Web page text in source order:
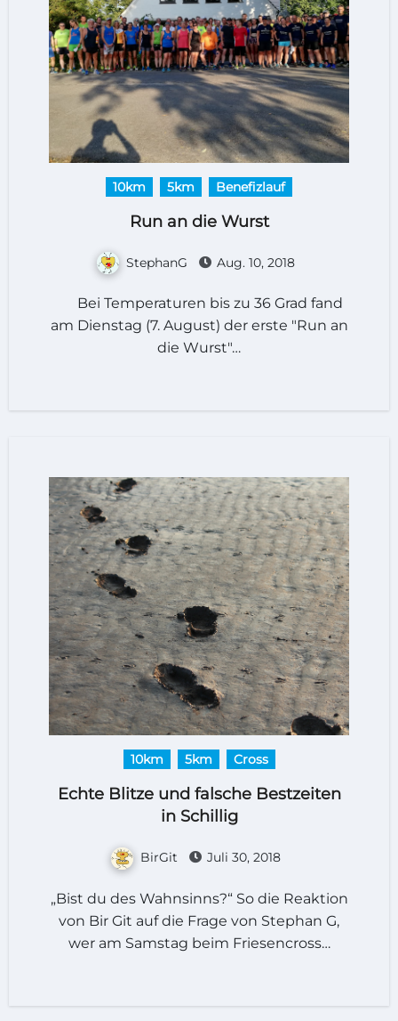
10km 5km Benefizlauf
Run an die Wurst
StephanG Aug. 10, 2018
Bei Temperaturen bis zu 36 Grad fand
am Dienstag (7. August) der erste "Run an
die Wurst"…
10km 5km Cross
Echte Blitze und falsche Bestzeiten
in Schillig
BirGit Juli 30, 2018
„Bist du des Wahnsinns?“ So die Reaktion
von Bir Git auf die Frage von Stephan G,
wer am Samstag beim Friesencross…